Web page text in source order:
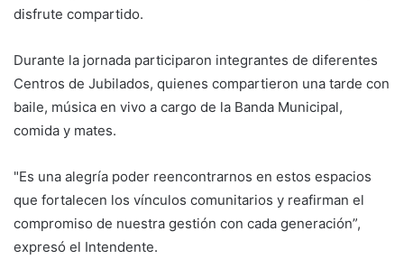
disfrute compartido.
Durante la jornada participaron integrantes de diferentes
Centros de Jubilados, quienes compartieron una tarde con
baile, música en vivo a cargo de la Banda Municipal,
comida y mates.
"Es una alegría poder reencontrarnos en estos espacios
que fortalecen los vínculos comunitarios y reafirman el
compromiso de nuestra gestión con cada generación”,
expresó el Intendente.